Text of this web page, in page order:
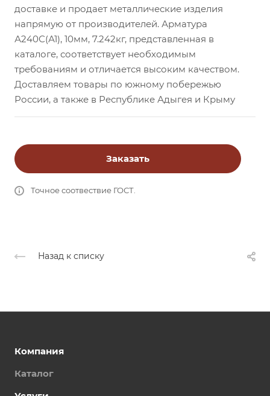
доставке и продает металлические изделия
напрямую от производителей. Арматура
А240С(А1), 10мм, 7.242кг, представленная в
каталоге, соответствует необходимым
требованиям и отличается высоким качеством.
Доставляем товары по южному побережью
России, а также в Республике Адыгея и Крыму
Заказать
Точное соотвествие ГОСТ.
Назад к списку
Компания
Каталог